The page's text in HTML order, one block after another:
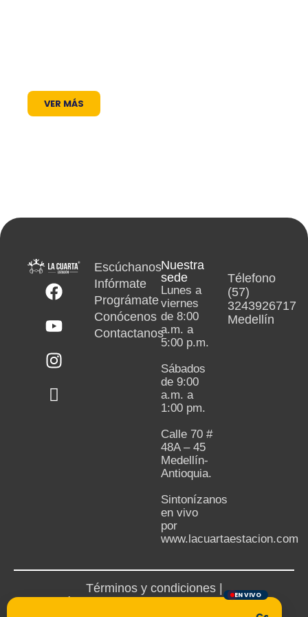
EN VIVO
VER MÁS
Escúchanos
Infórmate
Prográmate
Conócenos
Contactanos
Nuestra
sede
Lunes a
viernes
de 8:00
a.m. a
5:00 p.m.
Sábados
de 9:00
a.m. a
1:00 pm.
Calle 70 #
48A – 45
Medellín-
Antioquia.
Sintonízanos
en vivo
por
www.lacuartaestacion.com
Télefono
(57)
3243926717
Medellín
Términos y condiciones |
Política de devoluciones y reembolsos